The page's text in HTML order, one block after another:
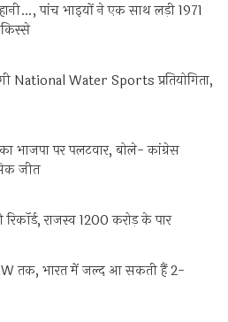
पांच भाइयों ने एक साथ लड़ी 1971
National Water Sports प्रतियोगिता,
भाजपा पर पलटवार, बोले- कांग्रेस
जीत
राजस्व 1200 करोड़ के पार
तक, भारत में जल्द आ सकती हैं 2-